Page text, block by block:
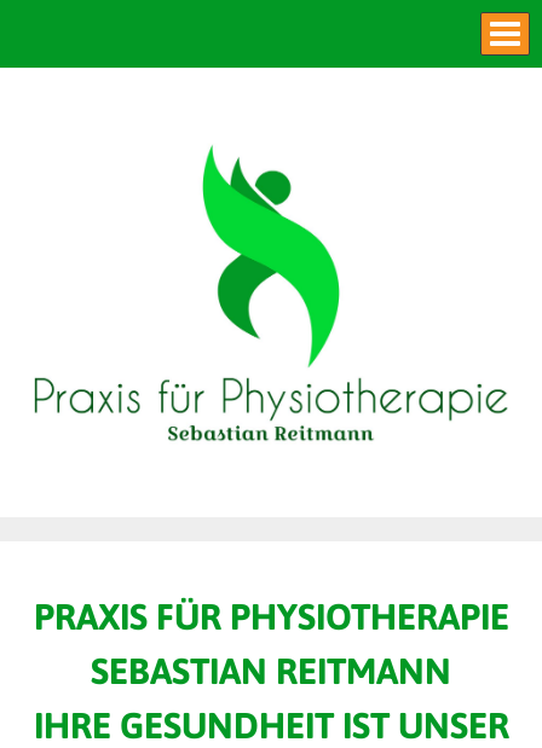
PRAXIS FÜR PHYSIOTHERAPIE
SEBASTIAN REITMANN
IHRE GESUNDHEIT IST UNSER